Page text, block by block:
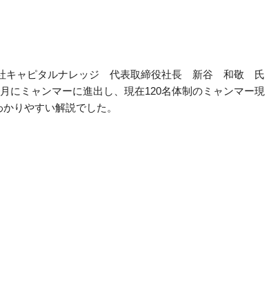
社キャピタルナレッジ 代表取締役社長 新谷 和敬 氏
にミャンマーに進出し、現在120名体制のミャンマー現
りやすい解説でした。